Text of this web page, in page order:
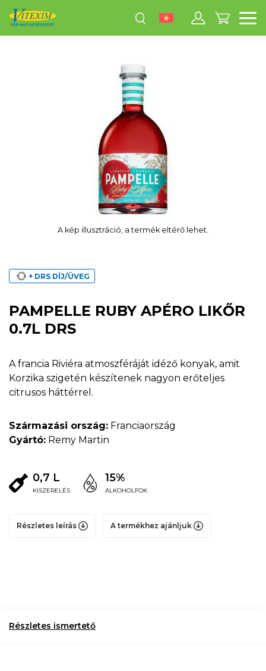
A kép illusztráció, a termék eltérő lehet.
+ DRS DÍJ/ÜVEG
PAMPELLE RUBY APÉRO LIKŐR
0.7L DRS
A francia Riviéra atmoszféráját idéző konyak, amit
Korzika szigetén készítenek nagyon erőteljes
citrusos háttérrel.
Származási ország: Franciaország
Gyártó: Remy Martin
0,7 L
KISZERELÉS
15%
ALKOHOLFOK
Részletes leírás A termékhez ajánljuk
Részletes ismertető